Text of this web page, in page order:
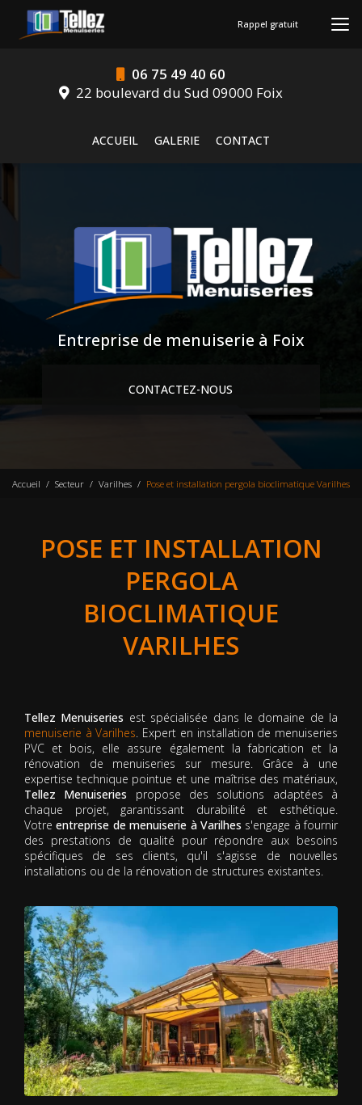
contenu
06 75 49 40 60
22 boulevard du Sud 09000 Foix
ACCUEIL
GALERIE CONTACT
Rappel gratuit
Entreprise de menuiserie à Foix
CONTACTEZ-NOUS
Accueil Secteur Varilhes Pose et installation pergola bioclimatique Varilhes
POSE ET INSTALLATION
PERGOLA
BIOCLIMATIQUE
VARILHES
Tellez Menuiseries est spécialisée dans le domaine de la
menuiserie à Varilhes. Expert en installation de menuiseries
PVC et bois, elle assure également la fabrication et la
rénovation de menuiseries sur mesure. Grâce à une
expertise technique pointue et une maîtrise des matériaux,
Tellez Menuiseries propose des solutions adaptées à
chaque projet, garantissant durabilité et esthétique.
Votreentreprise de menuiserie à Varilhes s'engage à fournir
des prestations de qualité pour répondre aux besoins
spécifiques de ses clients, qu'il s'agisse de nouvelles
installations ou de la rénovation de structures existantes.